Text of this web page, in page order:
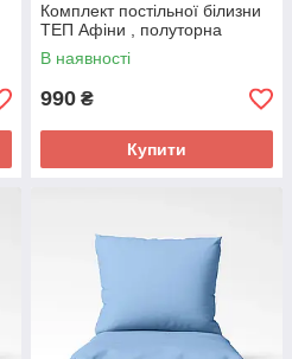
Комплект постільної білизни
ТЕП Афіни , полуторна
В наявності
990 ₴
Купити